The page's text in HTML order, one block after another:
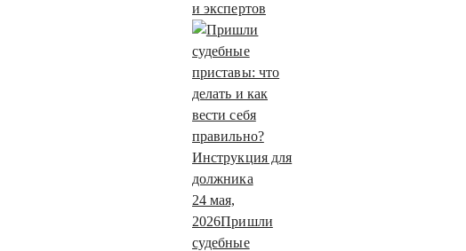
и экспертов
24 мая,
2026Пришли
судебные